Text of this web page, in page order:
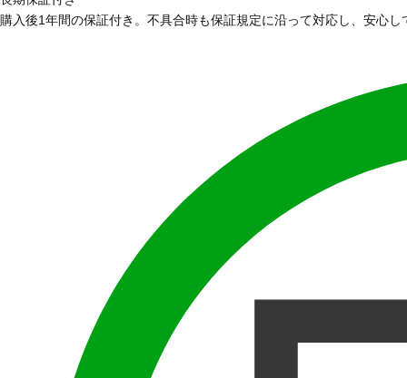
購入後1年間の保証付き。不具合時も保証規定に沿って対応し、安心